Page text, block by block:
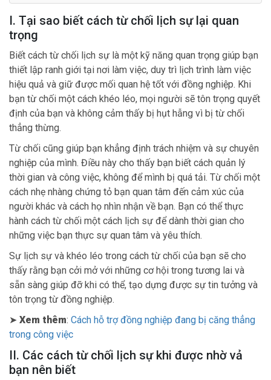
I. Tại sao biết cách từ chối lịch sự lại quan
trọng
Biết cách từ chối lịch sự là một kỹ năng quan trọng giúp bạn
thiết lập ranh giới tại nơi làm việc, duy trì lịch trình làm việc
hiệu quả và giữ được mối quan hệ tốt với đồng nghiệp. Khi
bạn từ chối một cách khéo léo, mọi người sẽ tôn trọng quyết
định của bạn và không cảm thấy bị hụt hẫng vì bị từ chối
thẳng thừng.
Từ chối cũng giúp bạn khẳng định trách nhiệm và sự chuyên
nghiệp của mình. Điều này cho thấy bạn biết cách quản lý
thời gian và công việc, không để mình bị quá tải. Từ chối một
cách nhẹ nhàng chứng tỏ bạn quan tâm đến cảm xúc của
người khác và cách họ nhìn nhận về bạn. Bạn có thể thực
hành cách từ chối một cách lịch sự để dành thời gian cho
những việc bạn thực sự quan tâm và yêu thích.
Sự lịch sự và khéo léo trong cách từ chối của bạn sẽ cho
thấy rằng bạn cởi mở với những cơ hội trong tương lai và
sẵn sàng giúp đỡ khi có thể, tạo dựng được sự tin tưởng và
tôn trọng từ đồng nghiệp.
➤ Xem thêm: Cách hỗ trợ đồng nghiệp đang bị căng thẳng
trong công việc
II. Các cách từ chối lịch sự khi được nhờ vả
bạn nên biết